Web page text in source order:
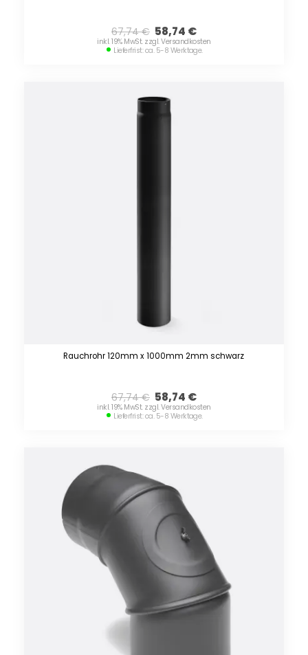
67,74€ 58,74 €
inkl. 19% MwSt. zzgl. Versandkosten
Lieferfrist: ca. 5-8 Werktage.
Rauchrohr 120mm x 1000mm 2mm schwarz
67,74€ 58,74 €
inkl. 19% MwSt. zzgl. Versandkosten
Lieferfrist: ca. 5-8 Werktage.